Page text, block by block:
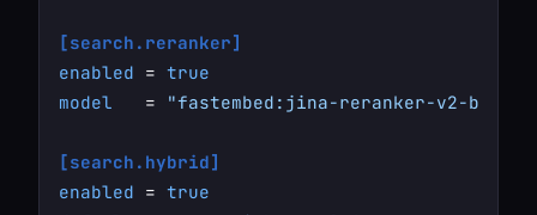
[search.reranker]
enabled = true
model
   =
"fastembed:jina-reranker-v2-
[search.hybrid]
enabled = true